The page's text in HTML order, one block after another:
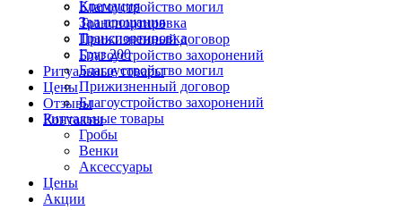
Благоустройство могил
Транспортировка
Прижизненный договор
Благоустройство захоронений
Ритуальные товары
Цены
Отзывы
Контакты
Кремация
Зал прощания
Транспортировка
Груз 200
Благоустройство могил
Прижизненный договор
Благоустройство захоронений
Ритуальные товары
Гробы
Венки
Аксессуары
Цены
Акции